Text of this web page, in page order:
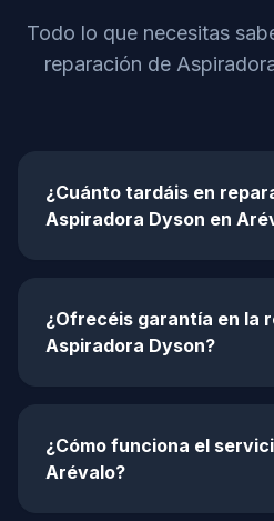
Todo lo que necesitas
reparación de
¿Cuánto tardáis en
Aspiradora Dyson en
¿Ofrecéis garantía en la
Aspiradora Dyson?
¿Cómo funciona el
Arévalo?